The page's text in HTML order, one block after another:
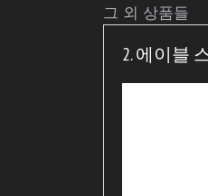
그 외 상품들
2. 에이블